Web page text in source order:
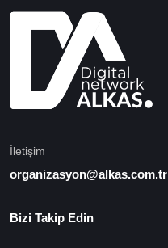
İletişim
organizasyon@alkas.com.tr
Bizi Takip Edin